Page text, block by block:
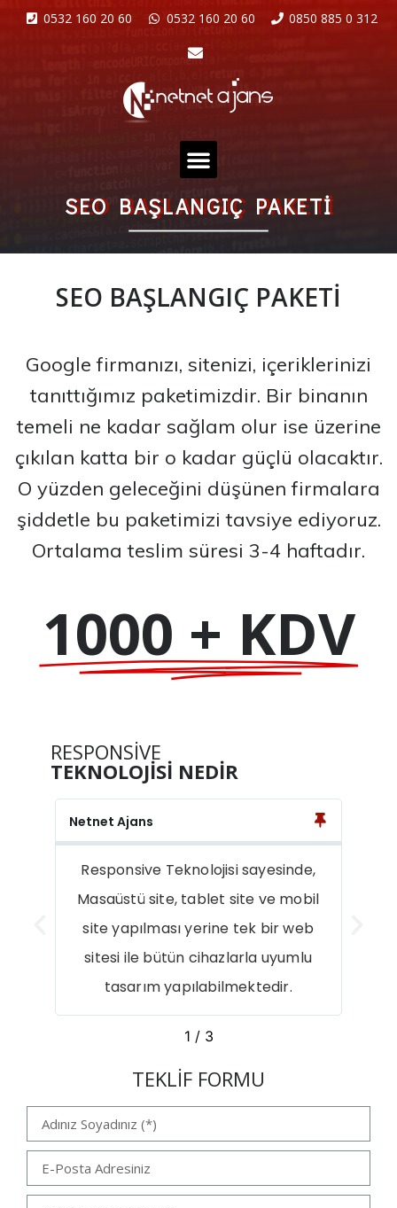
0532 160 20 60 0532 160 20 60 0850 885 0 312
SEO BAŞLANGIÇ PAKETI
SEO BAŞLANGIÇ PAKETI
Google firmanızı, sitenizi, içeriklerinizi
tanıttığımız paketimizdir. Bir binanın
temeli ne kadar sağlam olur ise üzerine
çıkılan katta bir o kadar güçlü olacaktır.
O yüzden geleceğini düşünen firmalara
şiddetle bu paketimizi tavsiye ediyoruz.
Ortalama teslim süresi 3-4 haftadır.
1000 + KDV
RESPONSIVE
TEKNOLOJİSİ NEDİR
Netnet Ajans
Responsive Teknolojisi sayesinde,
Masaüstü site, tablet site ve mobil
site yapılması yerine tek bir web
sitesi ile bütün cihazlarla uyumlu
tasarım yapılabilmektedir.
1 / 3
TEKLİF FORMU